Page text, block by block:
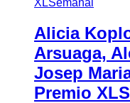
Alicia
Arsuaga,
Josep
Premio